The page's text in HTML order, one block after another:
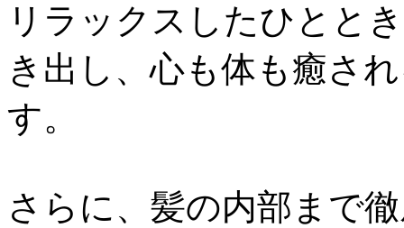
リラックスしたひとと
き出し、心も体も癒さ
す。
さらに、髪の内部まで